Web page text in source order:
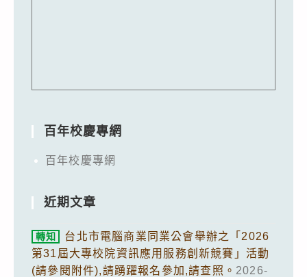
百年校慶專網
百年校慶專網
近期文章
轉知
台北市電腦商業同業公會舉辦之「2026
第31屆大專校院資訊應用服務創新競賽」活動
(請參閱附件),請踴躍報名參加,請查照。 2026-